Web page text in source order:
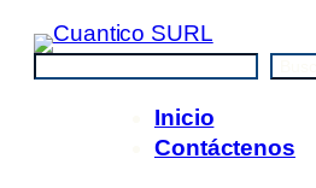
Saltar
contenido
Inicio
Contáctenos